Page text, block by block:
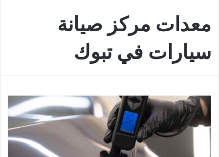
معدات مركز صيانة
سيارات في تبوك